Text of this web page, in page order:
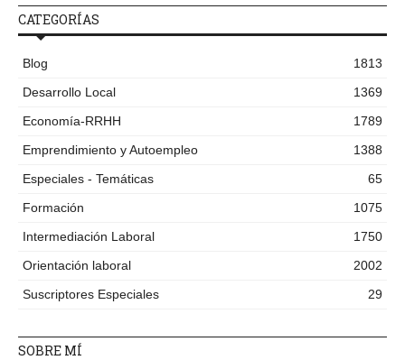
CATEGORÍAS
Blog
1813
Desarrollo Local
1369
Economía-RRHH
1789
Emprendimiento y Autoempleo
1388
Especiales - Temáticas
65
Formación
1075
Intermediación Laboral
1750
Orientación laboral
2002
Suscriptores Especiales
29
SOBRE MÍ